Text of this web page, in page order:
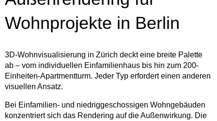
Wohnprojekte in Berlin
3D-Wohnvisualisierung in Zürich deckt eine breite Palette
ab – vom individuellen Einfamilienhaus bis hin zum 200-
Einheiten-Apartmentturm. Jeder Typ erfordert einen anderen
visuellen Ansatz.
Bei Einfamilien- und niedriggeschossigen Wohngebäuden
konzentriert sich das Rendering auf die Außenwirkung. Die